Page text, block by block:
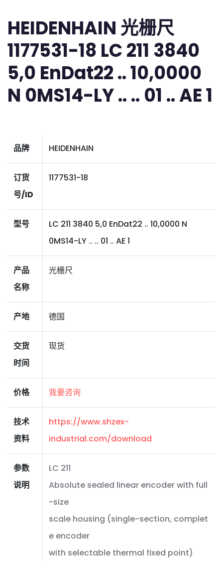
HEIDENHAIN 光栅尺
1177531-18 LC 211 3840
5,0 EnDat22 .. 10,0000
N 0MS14-LY .. .. 01 .. AE 1
品牌 HEIDENHAIN
订货
号/ID
1177531-18
型号
LC 211 3840 5,0 EnDat22 .. 10,0000 N
0MS14-LY .. .. 01 .. AE 1
产品
名称
光栅尺
产地 德国
交货
时间
现货
价格 我要咨询
技术
资料
https://www.shzex-
industrial.com/download
参数
说明
LC 211
Absolute sealed linear encoder with full
-size
scale housing (single-section, complet
e encoder
with selectable thermal fixed point)